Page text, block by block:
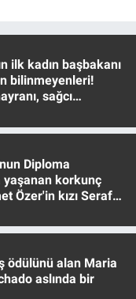
ilk kadın başbakanı
bilinmeyenleri!
sağcı
Diploma
yaşanan korkunç
Özer'in kızı Seraf
ödülünü alan Maria
aslında bir